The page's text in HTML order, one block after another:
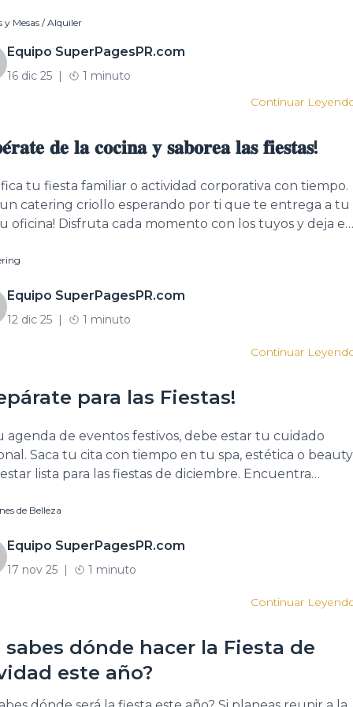
_-alquiler-y… https://superpagespr.com/
puerto-rico/c/carpas
y Mesas / Alquiler
Equipo SuperPagesPR.com
16 dic 25 |
1 minuto
Continuar
𝐝𝐞 𝐥𝐚 𝐜𝐨𝐜𝐢𝐧𝐚 𝐲 𝐬𝐚𝐛𝐨𝐫𝐞𝐚 𝐥𝐚𝐬 𝐟𝐢𝐞𝐬𝐭𝐚𝐬!
tu fiesta familiar o actividad corporativa con tiempo.
un catering criollo esperando por ti que te entrega a tu
oficina! Disfruta cada momento con los tuyos y deja el
https://superpagespr.com/…/search/puerto-
Equipo SuperPagesPR.com
12 dic 25 | 1 minuto
Continuar
para las Fiestas!
agenda de eventos festivos, debe estar tu cuidado
Saca tu cita con tiempo en tu spa, estética o beauty
lista para las fiestas de diciembre. Encuentra
superpagespr.com/…/puerto…/c/salones-de-belleza
de Belleza
Equipo SuperPagesPR.com
17 nov 25 | 1 minuto
Continuar
sabes dónde hacer la Fiesta de
este año?